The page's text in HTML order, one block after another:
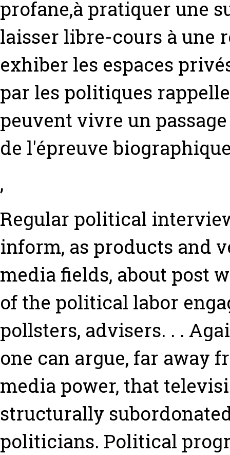
profane,à pratiquer une
laisser libre-cours à une
exhiber les espaces
par les politiques
peuvent vivre un
de l'épreuve
,
Regular political
inform, as products and
media fields, about post
of the political labor
pollsters, advisers. . .
one can argue, far away
media power, that
structurally
politicians. Political